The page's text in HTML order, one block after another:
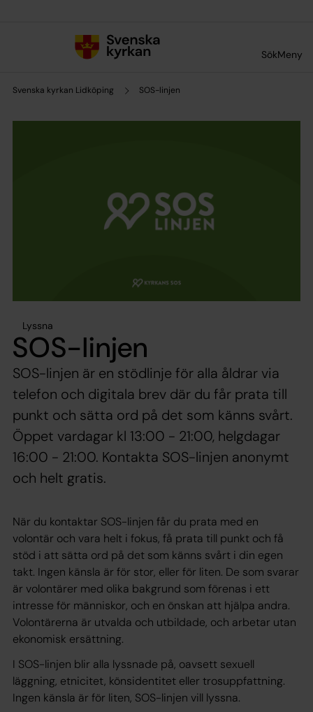
SökMeny
Svenska kyrkan Lidköping SOS-linjen
Lyssna
SOS-linjen
SOS-linjen är en stödlinje för alla åldrar via
telefon och digitala brev där du får prata till
punkt och sätta ord på det som känns svårt.
Öppet vardagar kl 13:00 - 21:00, helgdagar
16:00 - 21:00. Kontakta SOS-linjen anonymt
och helt gratis.
När du kontaktar SOS-linjen får du prata med en
volontär och vara helt i fokus, få prata till punkt och få
stöd i att sätta ord på det som känns svårt i din egen
takt. Ingen känsla är för stor, eller för liten. De som svarar
är volontärer med olika bakgrund som förenas i ett
intresse för människor, och en önskan att hjälpa andra.
Volontärerna är utvalda och utbildade, och arbetar utan
ekonomisk ersättning.
I SOS-linjen blir alla lyssnade på, oavsett sexuell
läggning, etnicitet, könsidentitet eller trosuppfattning.
Ingen känsla är för liten, SOS-linjen vill lyssna.